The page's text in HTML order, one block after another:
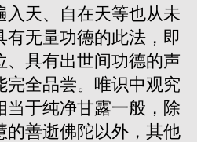
入天、自在天等也从未
有无量功德的此法，即
、具有出世间功德的声
完全品尝。唯识中观究
当于纯净甘露一般，除
的善逝佛陀以外，其他